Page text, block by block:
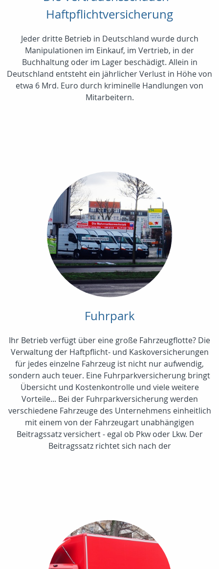
Haftpflichtversicherung
Jeder dritte Betrieb in Deutschland wurde durch
Manipulationen im Einkauf, im Vertrieb, in der
Buchhaltung oder im Lager beschädigt. Allein in
Deutschland entsteht ein jährlicher Verlust in Höhe von
etwa 6 Mrd. Euro durch kriminelle Handlungen von
Mitarbeitern.
Fuhrpark
Ihr Betrieb verfügt über eine große Fahrzeugflotte? Die
Verwaltung der Haftpflicht- und Kaskoversicherungen
für jedes einzelne Fahrzeug ist nicht nur aufwendig,
sondern auch teuer. Eine Fuhrparkversicherung bringt
Übersicht und Kostenkontrolle und viele weitere
Vorteile... Bei der Fuhrparkversicherung werden
verschiedene Fahrzeuge des Unternehmens einheitlich
mit einem von der Fahrzeugart unabhängigen
Beitragssatz versichert - egal ob Pkw oder Lkw. Der
Beitragssatz richtet sich nach der